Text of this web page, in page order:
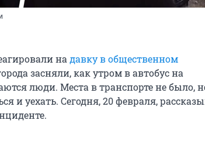
на давку в общественном
засняли, как утром в автобус на
люди. Места в транспорте не было,
и уехать. Сегодня, 20 февраля,